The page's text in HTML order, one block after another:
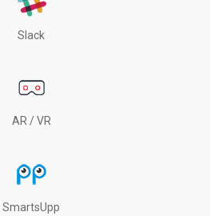
Slack
AR / VR
SmartsUpp